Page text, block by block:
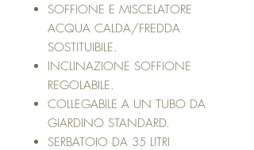
SOFFIONE E MISCELATORE
ACQUA CALDA/FREDDA
SOSTITUIBILE.
INCLINAZIONE SOFFIONE
REGOLABILE.
COLLEGABILE A UN TUBO DA
GIARDINO STANDARD.
SERBATOIO DA 35 LITRI